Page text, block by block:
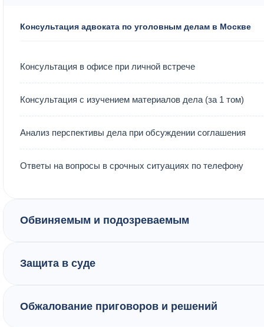
Консультация адвоката по уголовным делам в Москве
Консультация в офисе при личной встрече
Консультация с изучением материалов дела (за 1 том)
Анализ перспективы дела при обсуждении соглашения
Ответы на вопросы в срочных ситуациях по телефону
Обвиняемым и подозреваемым
Защита в суде
Обжалование приговоров и решений